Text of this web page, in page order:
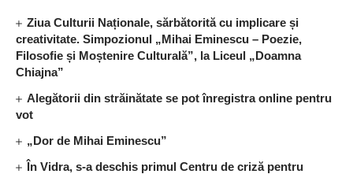
Ziua Culturii Naționale, sărbătorită cu implicare și
creativitate. Simpozionul „Mihai Eminescu – Poezie,
Filosofie și Moștenire Culturală”, la Liceul „Doamna
Chiajna”
Alegătorii din străinătate se pot înregistra online pentru
vot
„Dor de Mihai Eminescu”
În Vidra, s-a deschis primul Centru de criză pentru